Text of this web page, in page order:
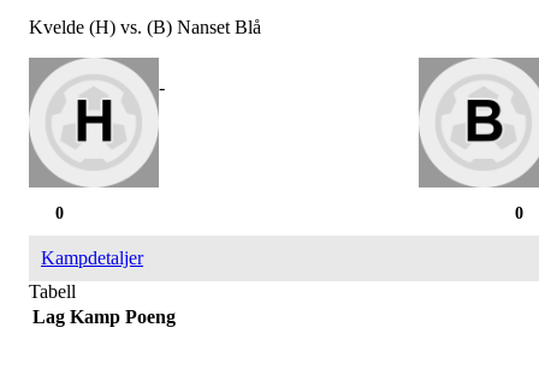
Kvelde (H) vs. (B) Nanset Blå
-
0
0
Kampdetaljer
Tabell
Lag Kamp Poeng